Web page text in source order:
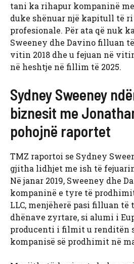
tani ka rihapur kompaninë
duke shënuar një kapitull të ri
profesionale. Për ata që nuk
Sweeney dhe Davino filluan
vitin 2018 dhe u fejuan në
në heshtje në fillim të 2025.
Sydney Sweeney
biznesit me
pohojnë raportet
TMZ raportoi se Sydney
gjitha lidhjet me ish të
Në janar 2019, Sweeney dhe
kompaninë e tyre të
LLC, menjëherë pasi filluan të
dhënave zyrtare, si alumi i
producenti i filmit u renditën
kompanisë së prodhimit në